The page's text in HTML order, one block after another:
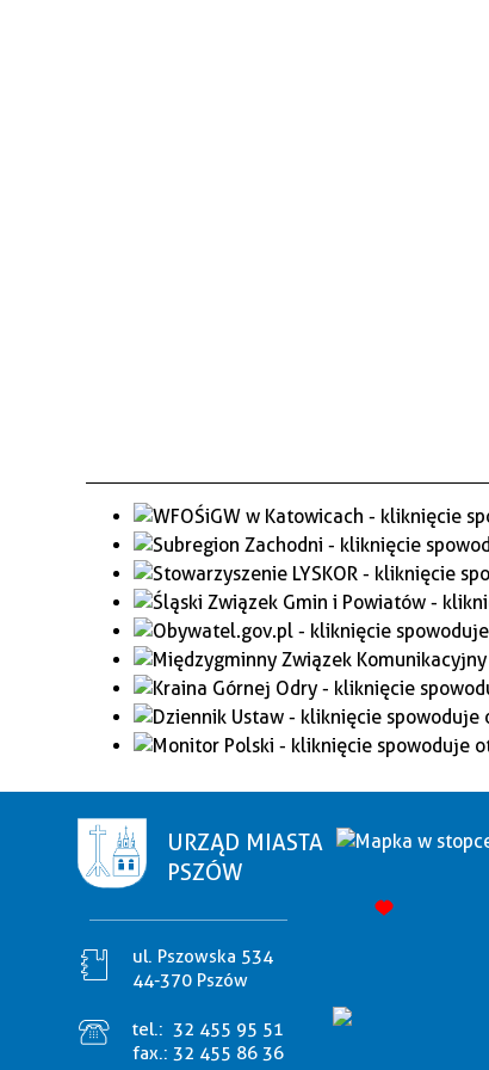
URZĄD MIASTA
PSZÓW
ul. Pszowska 534
44-370 Pszów
tel.: 32 455 95 51
fax.: 32 455 86 36